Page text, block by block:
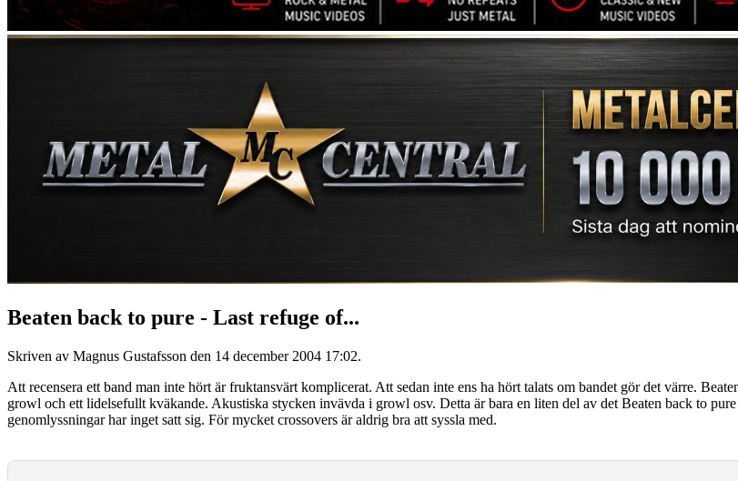
Beaten back to pure - Last refuge of...
Skriven av Magnus Gustafsson den 14 december 2004 17:02.
Att recensera ett band man inte hört är fruktansvärt komplicerat. Att sedan inte ens ha hört talats om bandet gör det värre.
growl och ett lidelsefullt kväkande. Akustiska stycken invävda i growl osv. Detta är bara en liten del av det Beaten back to
genomlyssningar har inget satt sig. För mycket crossovers är aldrig bra att syssla med.